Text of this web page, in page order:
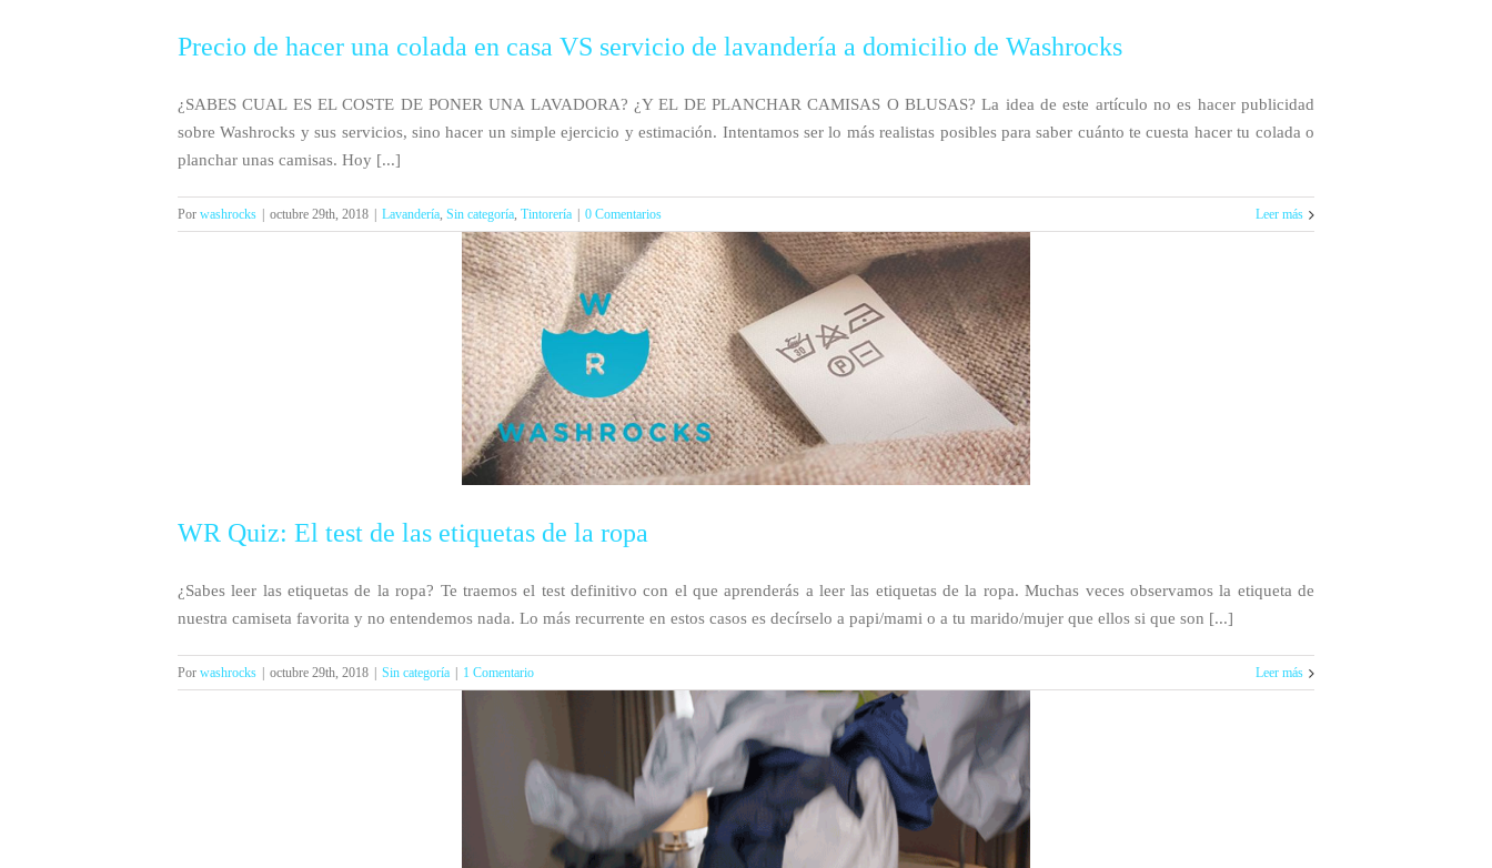
Precio de hacer una colada en casa VS servicio de lavandería a domicilio de Washrocks
¿SABES CUAL ES EL COSTE DE PONER UNA LAVADORA? ¿Y EL DE PLANCHAR CAMISAS O BLUSAS? La idea de este artículo no es hacer publicidad
sobre Washrocks y sus servicios, sino hacer un simple ejercicio y estimación. Intentamos ser lo más realistas posibles para saber cuánto te cuesta hacer tu colada o
planchar unas camisas. Hoy [...]
Por washrocks octubre 29th, 2018 Lavandería, Sin categoría, Tintorería 0 Comentarios Leer más
WR Quiz: El test de las etiquetas de la ropa
¿Sabes leer las etiquetas de la ropa? Te traemos el test definitivo con el que aprenderás a leer las etiquetas de la ropa. Muchas veces observamos la etiqueta de
nuestra camiseta favorita y no entendemos nada. Lo más recurrente en estos casos es decírselo a papi/mami o a tu marido/mujer que ellos si que son [...]
Por washrocks octubre 29th, 2018 Sin categoría 1 Comentario Leer más